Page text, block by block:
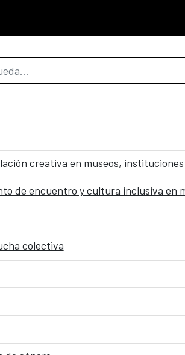
búsqueda
creativa en museos,
colectiva